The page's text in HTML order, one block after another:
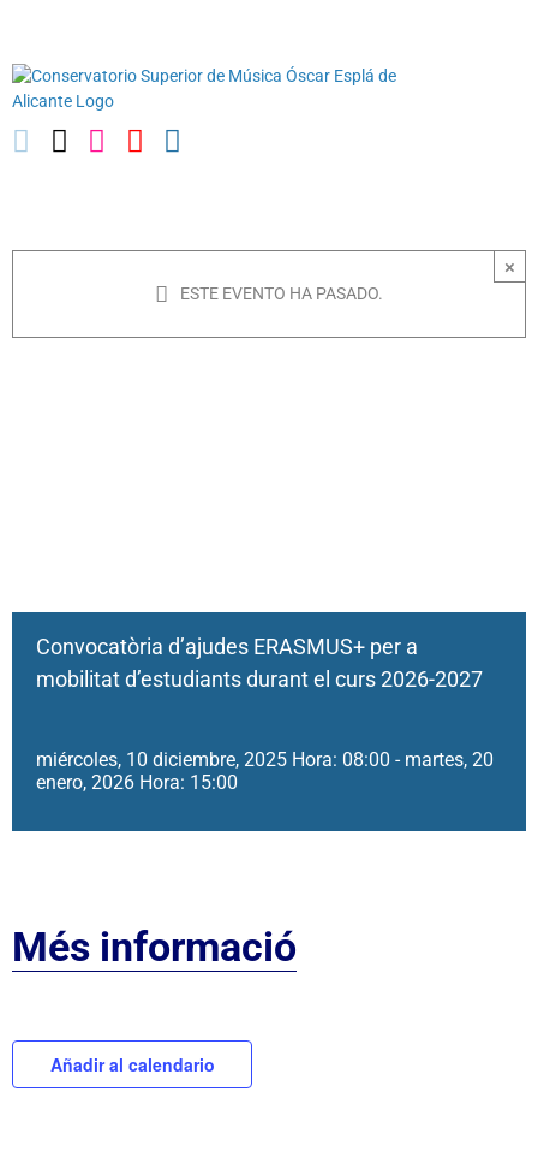
contenido
×
ESTE EVENTO HA PASADO.
Convocatòria d’ajudes ERASMUS+ per a
mobilitat d’estudiants durant el curs 2026-2027
miércoles, 10 diciembre, 2025 Hora: 08:00 - martes, 20
enero, 2026 Hora: 15:00
Més informació
Añadir al calendario